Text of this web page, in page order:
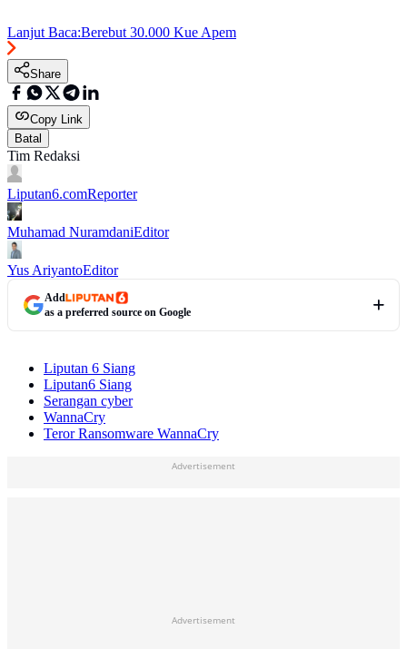
Lanjut Baca:Berebut 30.000 Kue Apem
Share
Copy Link
Batal
Tim Redaksi
Liputan6.comReporter
Muhamad NuramdaniEditor
Yus AriyantoEditor
Add
as a preferred source on Google
Liputan 6 Siang
Liputan6 Siang
Serangan cyber
WannaCry
Teror Ransomware WannaCry
Advertisement
Advertisement